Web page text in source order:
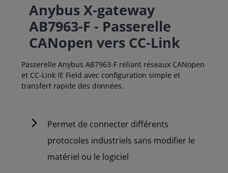
Anybus X-gateway
AB7963-F - Passerelle
CANopen vers CC-Link
Passerelle Anybus AB7963-F reliant réseaux CANopen
et CC-Link IE Field avec configuration simple et
transfert rapide des données.
Permet de connecter différents
protocoles industriels sans modifier le
matériel ou le logiciel